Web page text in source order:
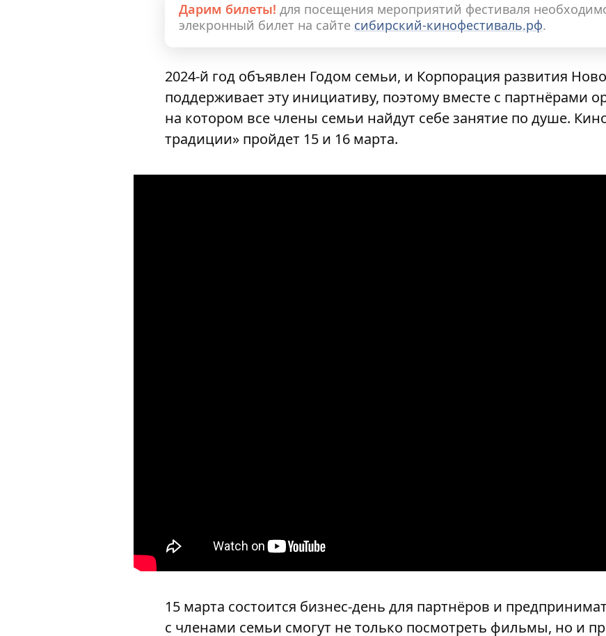
Дарим билеты! для посещения мероприятий фестиваля
элекронный билет на сайте сибирский-кинофестиваль.рф.
2024-й год объявлен Годом семьи, и Корпорация развития
поддерживает эту инициативу, поэтому вместе с партнёрами
на котором все члены семьи найдут себе занятие по душе.
традиции» пройдет 15 и 16 марта.
15 марта состоится бизнес-день для партнёров и
с членами семьи смогут не только посмотреть фильмы, но и